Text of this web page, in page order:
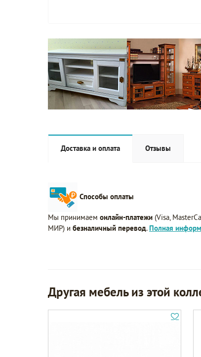
Доставка и оплата Отзывы
Способы оплаты
Мы принимаем онлайн-платежи (Visa,
МИР) и безналичный перевод. Полная
Другая мебель из этой